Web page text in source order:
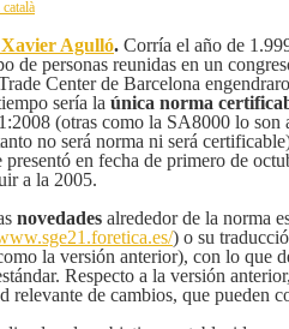
Agulló. Corría el año de
de personas reunidas en un
Center de Barcelona
sería la única norma
(otras como la SA8000 lo
no será norma ni será
presentó en fecha de primero de
a la 2005.
novedades alrededor de la norma
) o su
la versión anterior), con lo que
Respecto a la versión
relevante de cambios, que pueden